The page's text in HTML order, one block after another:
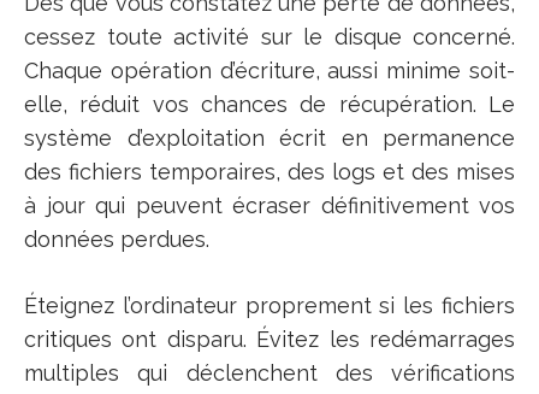
cessez toute activité sur le disque concerné.
Chaque opération d’écriture, aussi minime soit-
elle, réduit vos chances de récupération. Le
système d’exploitation écrit en permanence
des fichiers temporaires, des logs et des mises
à jour qui peuvent écraser définitivement vos
données perdues.
Éteignez l’ordinateur proprement si les fichiers
critiques ont disparu. Évitez les redémarrages
multiples qui déclenchent des vérifications